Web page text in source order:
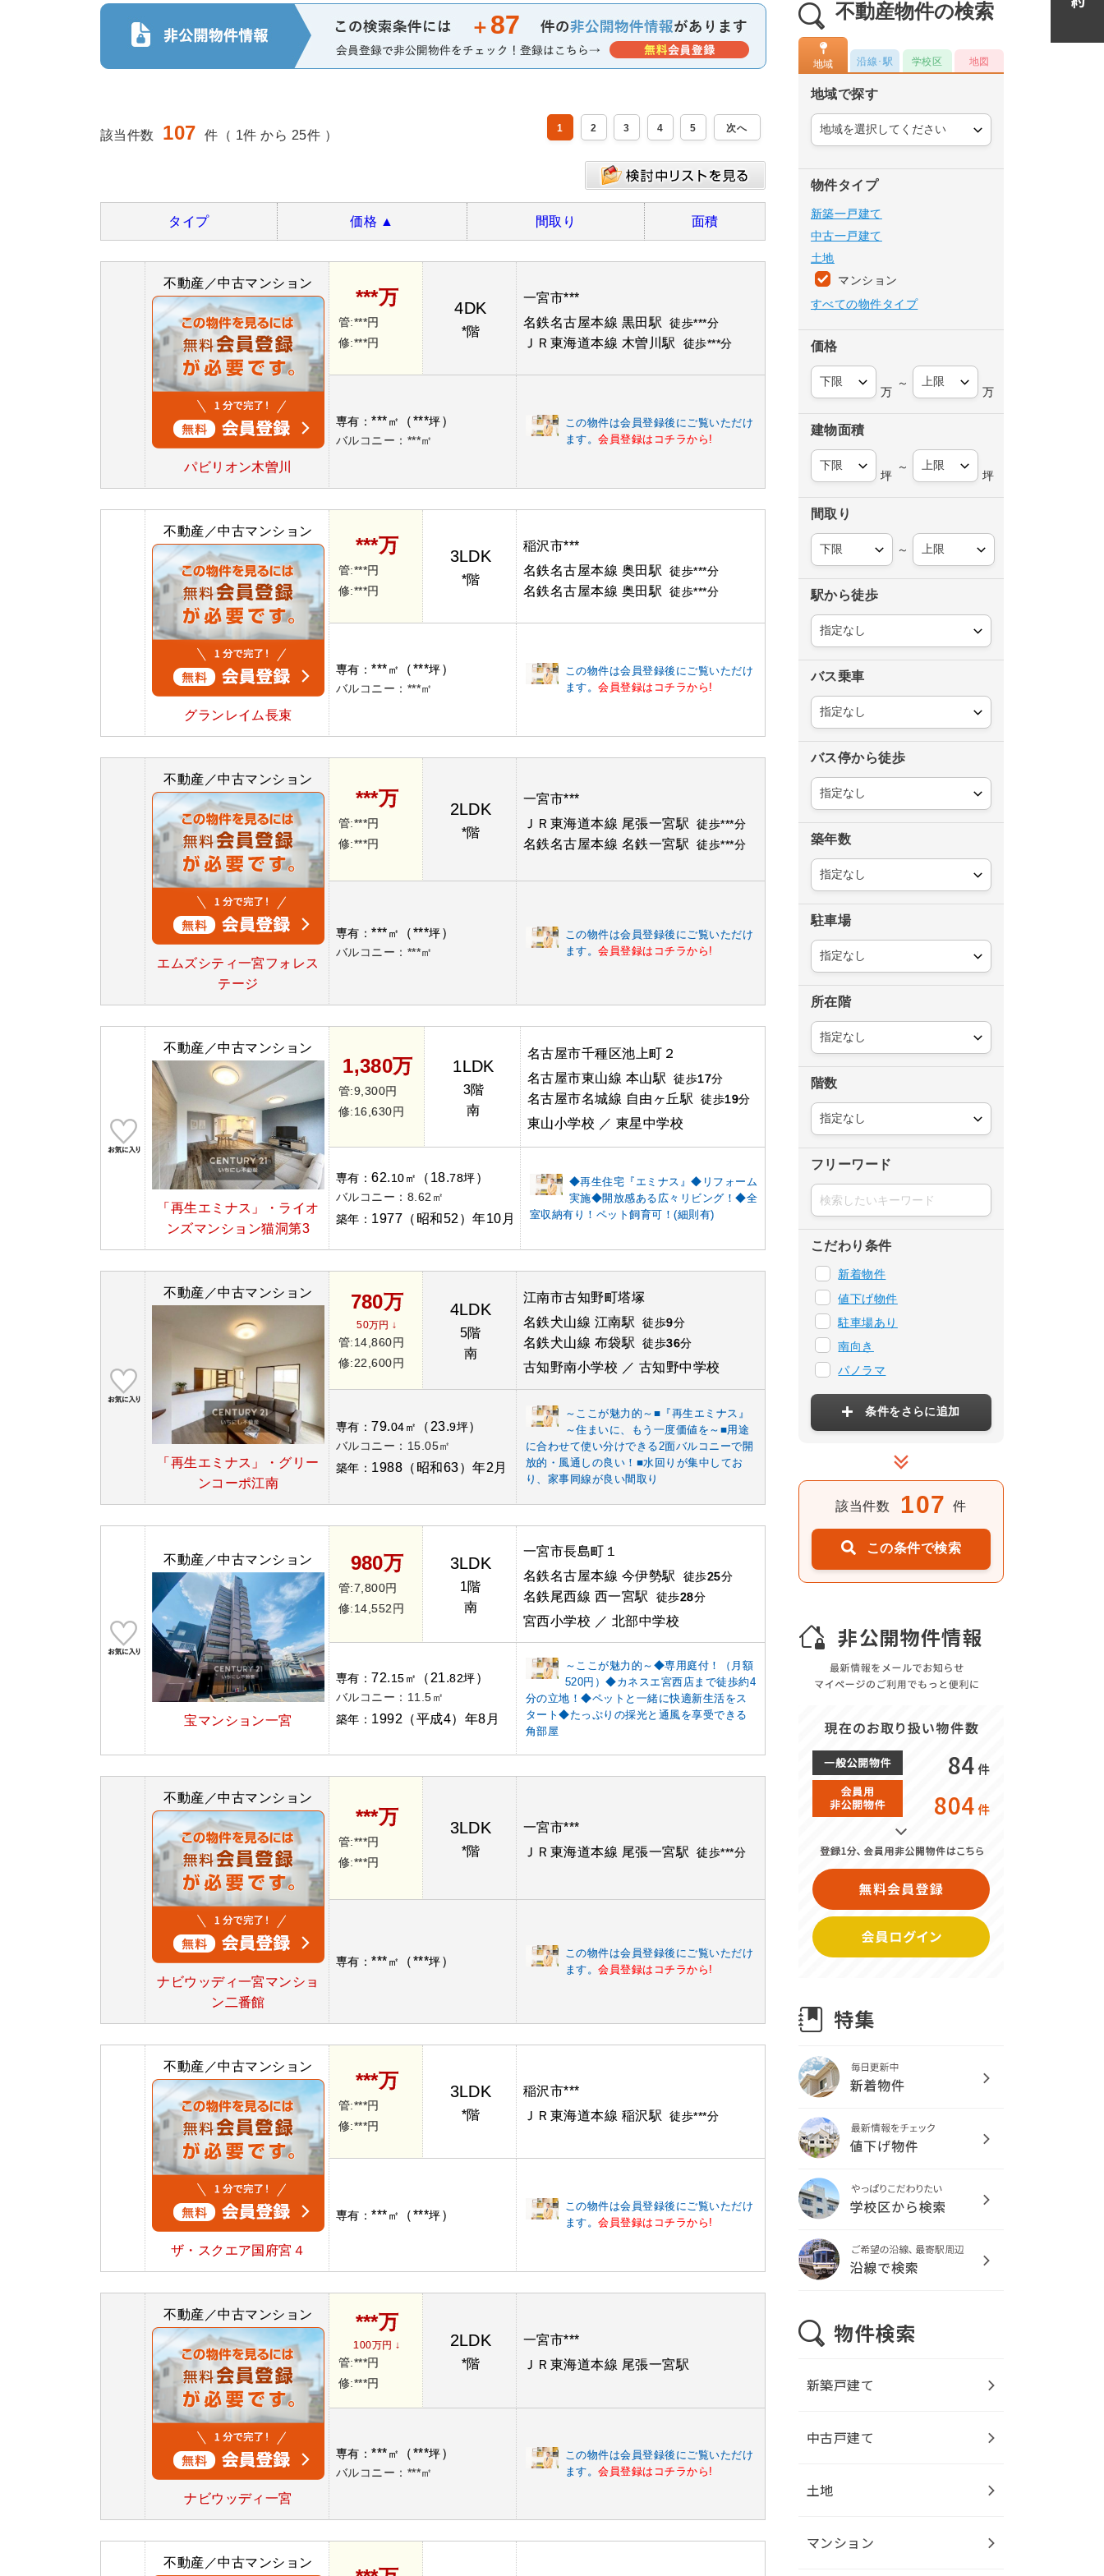
＋ 87
該当件数 107 件（ 1件 から 25件 ） 1 2 3 4 5
タイプ 価格 ▲ 間取り 面積
不動産／中古マンション
パビリオン木曽川
***万
管:***円
修:***円
4DK
*階
一宮市***
名鉄名古屋本線 黒田駅 徒歩***分
ＪＲ東海道本線 木曽川駅 徒歩***分
専有：***㎡ （***坪）
バルコニー：***㎡
この物件は会員登録後にご覧いただけ
ます。会員登録はコチラから!
不動産／中古マンション
グランレイム長束
***万
管:***円
修:***円
3LDK
*階
稲沢市***
名鉄名古屋本線 奥田駅 徒歩***分
名鉄名古屋本線 奥田駅 徒歩***分
専有：***㎡ （***坪）
バルコニー：***㎡
この物件は会員登録後にご覧いただけ
ます。会員登録はコチラから!
不動産／中古マンション
エムズシティ一宮フォレス
テージ
***万
管:***円
修:***円
2LDK
*階
一宮市***
ＪＲ東海道本線 尾張一宮駅 徒歩***分
名鉄名古屋本線 名鉄一宮駅 徒歩***分
専有：***㎡ （***坪）
バルコニー：***㎡
この物件は会員登録後にご覧いただけ
ます。会員登録はコチラから!
不動産／中古マンション
「再生エミナス」・ライオ
ンズマンション猫洞第3
1,380万
管:9,300円
修:16,630円
1LDK
3階
南
名古屋市千種区池上町２
名古屋市東山線 本山駅 徒歩17分
名古屋市名城線 自由ヶ丘駅 徒歩19分
東山小学校 ／ 東星中学校
専有：62.10㎡ （18.78坪）
バルコニー：8.62㎡
築年： 1977（昭和52）年10月
◆再生住宅『エミナス』◆リフォーム
実施◆開放感ある広々リビング！◆全
室収納有り！ペット飼育可！(細則有)
不動産／中古マンション
「再生エミナス」・グリー
ンコーポ江南
780万
50万円 ↓
管:14,860円
修:22,600円
4LDK
5階
南
江南市古知野町塔塚
名鉄犬山線 江南駅 徒歩9分
名鉄犬山線 布袋駅 徒歩36分
古知野南小学校 ／ 古知野中学校
専有： 79.04㎡ （23.9坪）
バルコニー：15.05㎡
築年： 1988（昭和63）年2月
～ここが魅力的～■『再生エミナス』
～住まいに、もう一度価値を～■用途
に合わせて使い分けできる2面バルコニーで開
放的・風通しの良い！■水回りが集中してお
り、家事同線が良い間取り
不動産／中古マンション
宝マンション一宮
980万
管:7,800円
修:14,552円
3LDK
1階
南
一宮市長島町１
名鉄名古屋本線 今伊勢駅
徒歩25分
名鉄尾西線 西一宮駅 徒歩28分
宮西小学校 ／ 北部中学校
専有：72.15㎡ （21.82坪）
バルコニー：11.5㎡
築年： 1992（平成4）年8月
～ここが魅力的～◆専用庭付！（月額
520円）◆カネスエ宮西店まで徒歩約4
分の立地！◆ペットと一緒に快適新生活をス
タート◆たっぷりの採光と通風を享受できる
角部屋
不動産／中古マンション
ナビウッディ一宮マンショ
ン二番館
***万
管:***円
修:***円
3LDK
*階
一宮市***
ＪＲ東海道本線 尾張一宮駅 徒歩***分
専有：***㎡ （***坪）
この物件は会員登録後にご覧いただけ
ます。会員登録はコチラから!
不動産／中古マンション
ザ・スクエア国府宮４
***万
管:***円
修:***円
3LDK
*階
稲沢市***
ＪＲ東海道本線 稲沢駅 徒歩***分
専有：***㎡ （***坪）
この物件は会員登録後にご覧いただけ
ます。会員登録はコチラから!
不動産／中古マンション
ナビウッディ一宮
***万
100万円 ↓
管:***円
修:***円
2LDK
*階
一宮市***
ＪＲ東海道本線 尾張一宮駅
専有：***㎡ （***坪）
バルコニー：***㎡
この物件は会員登録後にご覧いただけ
ます。会員登録はコチラから!
不動産／中古マンション
不動産物件の検索
地域 沿線･駅 学校区 地図
地域で探す
物件タイプ
新築一戸建て
中古一戸建て
土地
マンション
すべての物件タイプ
価格
万
～
万
建物面積
坪
～
坪
間取り
～
駅から徒歩
バス乗車
バス停から徒歩
築年数
駐車場
所在階
階数
フリーワード
こだわり条件
新着物件
値下げ物件
駐車場あり
南向き
パノラマ
条件をさらに追加
該当件数 107 件
この条件で検索
84件
804件
新築戸建て
中古戸建て
土地
マンション